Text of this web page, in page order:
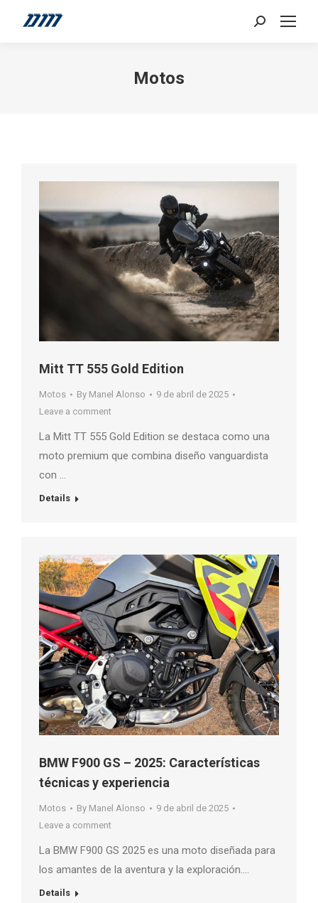
Search:
Motos
Mitt TT 555 Gold Edition
Motos By Manel Alonso
9 de abril de 2025
Leave a comment
La Mitt TT 555 Gold Edition se destaca como una
moto premium que combina diseño vanguardista
con …
Details
BMW F900 GS – 2025: Características
técnicas y experiencia
Motos By Manel Alonso
9 de abril de 2025
Leave a comment
La BMW F900 GS 2025 es una moto diseñada para
los amantes de la aventura y la exploración….
Details